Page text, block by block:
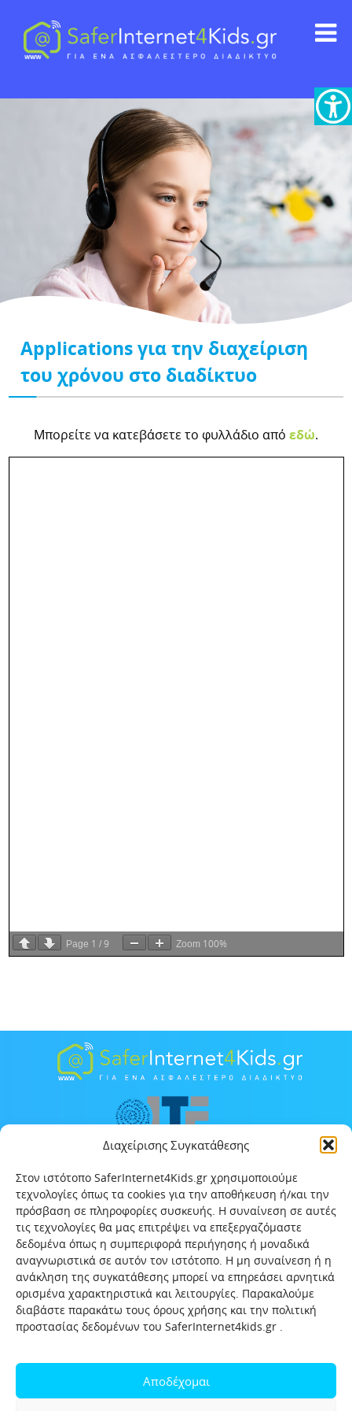
Διαχείρισης Συγκατάθεσης
Στον ιστότοπο SaferInternet4Kids.gr χρησιμοποιούμε
τεχνολογίες όπως τα cookies για την αποθήκευση ή/και την
πρόσβαση σε πληροφορίες συσκευής. Η συναίνεση σε αυτές
τις τεχνολογίες θα μας επιτρέψει να επεξεργαζόμαστε
δεδομένα όπως η συμπεριφορά περιήγησης ή μοναδικά
αναγνωριστικά σε αυτόν τον ιστότοπο. Η μη συναίνεση ή η
ανάκληση της συγκατάθεσης μπορεί να επηρεάσει αρνητικά
ορισμένα χαρακτηριστικά και λειτουργίες. Παρακαλούμε
διαβάστε παρακάτω τους όρους χρήσης και την πολιτική
προστασίας δεδομένων του SaferInternet4kids.gr .
Αποδέχομαι
Applications για την διαχείριση
του χρόνου στο διαδίκτυο
Μπορείτε να κατεβάσετε το φυλλάδιο από εδώ.
Page 1 /9 Zoom 100%
Πολιτική προστασίας δεδομένων
Πολιτική Προστασίας Παιδιών και Εφήβων
Όροι χρήσης